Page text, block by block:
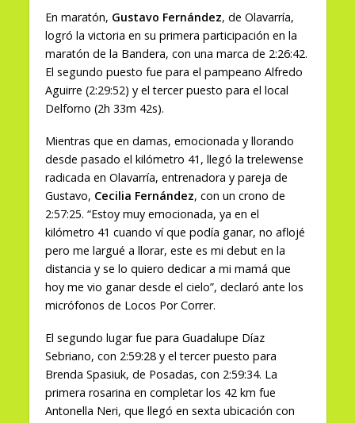
En maratón, Gustavo Fernández, de Olavarría,
logró la victoria en su primera participación en la
maratón de la Bandera, con una marca de 2:26:42.
El segundo puesto fue para el pampeano Alfredo
Aguirre (2:29:52) y el tercer puesto para el local
Delforno (2h 33m 42s).
Mientras que en damas, emocionada y llorando
desde pasado el kilómetro 41, llegó la trelewense
radicada en Olavarría, entrenadora y pareja de
Gustavo, Cecilia Fernández, con un crono de
2:57:25. “Estoy muy emocionada, ya en el
kilómetro 41 cuando ví que podía ganar, no aflojé
pero me largué a llorar, este es mi debut en la
distancia y se lo quiero dedicar a mi mamá que
hoy me vio ganar desde el cielo”, declaró ante los
micrófonos de Locos Por Correr.
El segundo lugar fue para Guadalupe Díaz
Sebriano, con 2:59:28 y el tercer puesto para
Brenda Spasiuk, de Posadas, con 2:59:34. La
primera rosarina en completar los 42 km fue
Antonella Neri, que llegó en sexta ubicación con